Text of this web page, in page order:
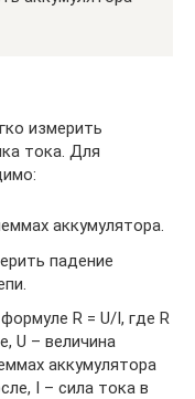
измерить
тока. Для
аккумулятора.
падение
R = U/I, где R
U – величина
аккумулятора
I – сила тока в